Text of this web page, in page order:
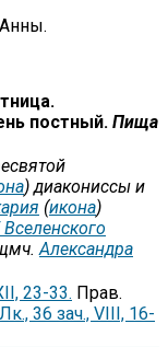
постный. Пища
) диакониссы и
(икона)
Вселенского
Александра
23-33. Прав.
Лк., 36 зач., VIII, 16-